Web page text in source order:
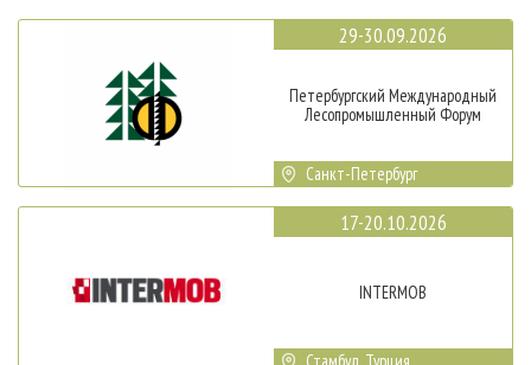
29-30.09.2026
Петербургский Международный
Лесопромышленный Форум
Санкт-Петербург
17-20.10.2026
INTERMOB